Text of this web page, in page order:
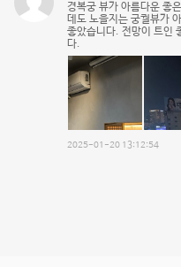
경복궁 뷰가 아름다운 좋
데도 노을지는 궁궐뷰가
좋았습니다. 전망이 트인
다.
2025-01-20 13:12:54